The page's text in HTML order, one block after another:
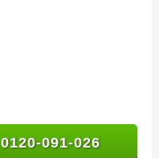
0120-091-026